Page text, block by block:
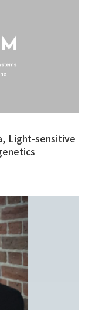
Light-sensitive